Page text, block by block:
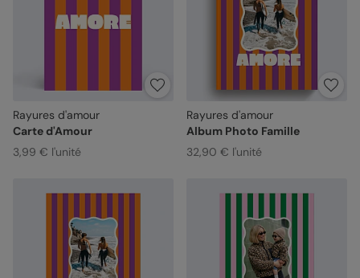
Rayures d'amour
Carte d'Amour
3,99 € l'unité
Rayures d'amour
Album Photo Famille
32,90 € l'unité